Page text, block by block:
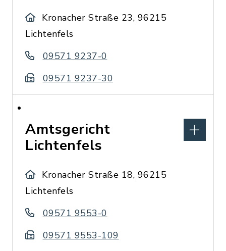
Kronacher Straße 23, 96215
Lichtenfels
09571 9237-0
09571 9237-30
Amtsgericht
Lichtenfels
Kronacher Straße 18, 96215
Lichtenfels
09571 9553-0
09571 9553-109